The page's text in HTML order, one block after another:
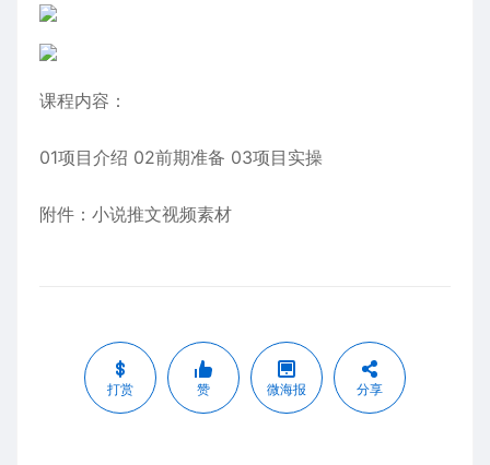
课程内容：
01项目介绍 02前期准备 03项目实操
附件：小说推文视频素材
打赏 赞 微海报 分享